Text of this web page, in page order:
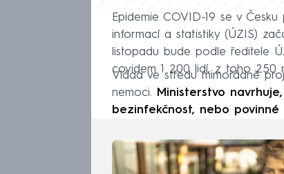
Epidemie COVID-19 se v
informací a statistiky (ÚZIS)
listopadu bude podle ředitele
covidem 1 200 lidí, z toho 250
Vláda ve středu mimořádně
nemoci. Ministerstvo
bezinfekčnost, nebo